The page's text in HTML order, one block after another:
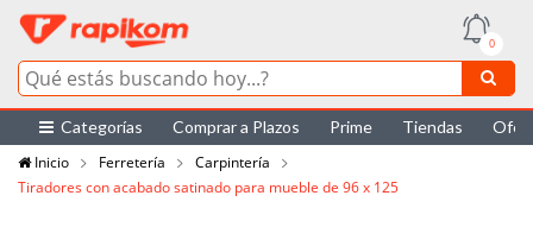
0
Categorías Comprar a Plazos Prime Tiendas
Inicio
Ferretería
Carpintería
Tiradores con acabado satinado para mueble de 96 x 125